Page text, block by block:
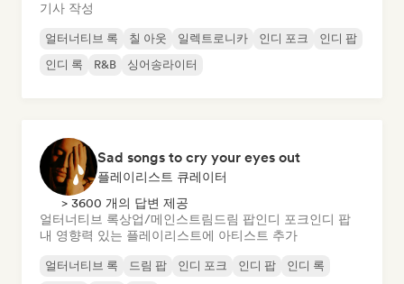
기사 작성
얼터너티브 록 칠 아웃 일렉트로니카 인디 포크
인디 팝
인디 록
R&B 싱어송라이터
Sad songs to cry your eyes out
플레이리스트 큐레이터
> 3600 개의 답변 제공
얼터너티브 록상업/메인스트림 드림 팝인디 포크인디 팝
내 영향력 있는 플레이리스트에 아티스트 추가
얼터너티브 록 드림 팝 인디 포크 인디 팝
인디 록